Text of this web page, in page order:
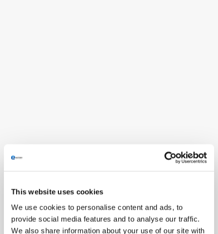
This website uses cookies
We use cookies to personalise content and ads, to
provide social media features and to analyse our traffic.
We also share information about your use of our site with